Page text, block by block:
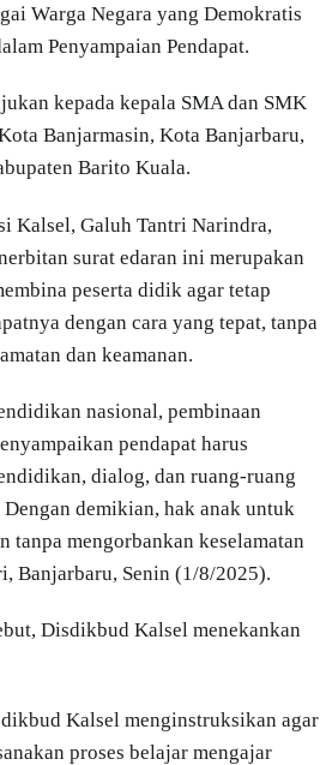
Warga Negara yang Demokratis
Penyampaian Pendapat.
kepada kepala SMA dan SMK
Banjarmasin, Kota Banjarbaru,
Barito Kuala.
Kalsel, Galuh Tantri Narindra,
surat edaran ini merupakan
peserta didik agar tetap
dengan cara yang tepat, tanpa
dan keamanan.
nasional, pembinaan
pendapat harus
dialog, dan ruang-ruang
demikian, hak anak untuk
tanpa mengorbankan keselamatan
Banjarbaru, Senin (1/8/2025).
Disdikbud Kalsel menekankan
Kalsel menginstruksikan agar
proses belajar mengajar